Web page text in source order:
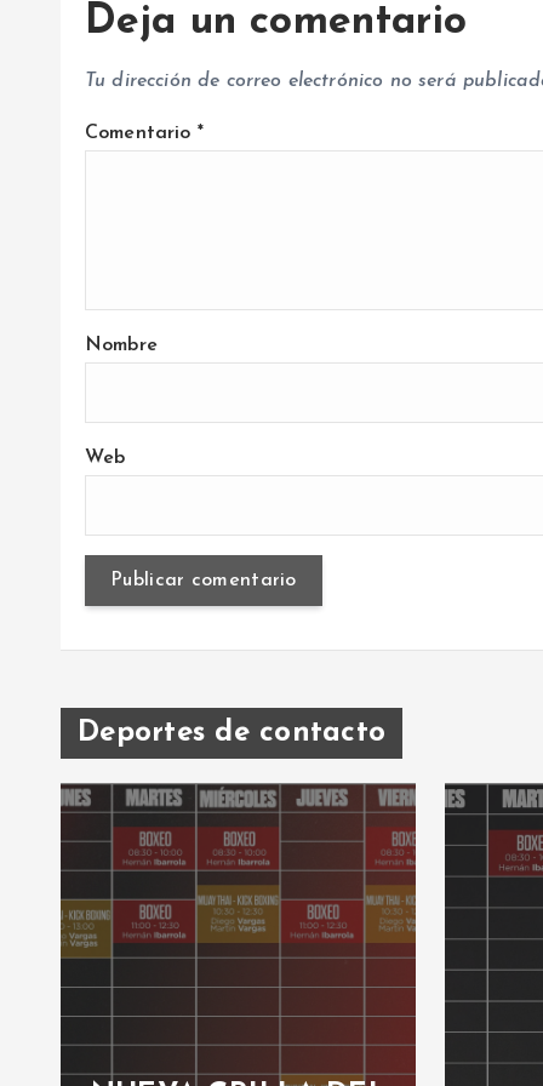
d
a
Deja un comentario
Tu dirección de correo electrónico no será
Comentario *
Nombre
Web
Deportes de contacto